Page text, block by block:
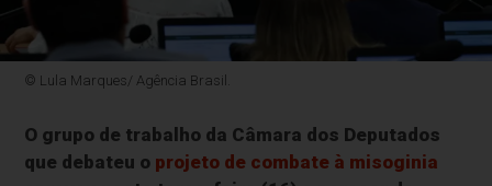
© Lula Marques/ Agência Brasil.
O grupo de trabalho da Câmara dos Deputados
que debateu o projeto de combate à misoginia